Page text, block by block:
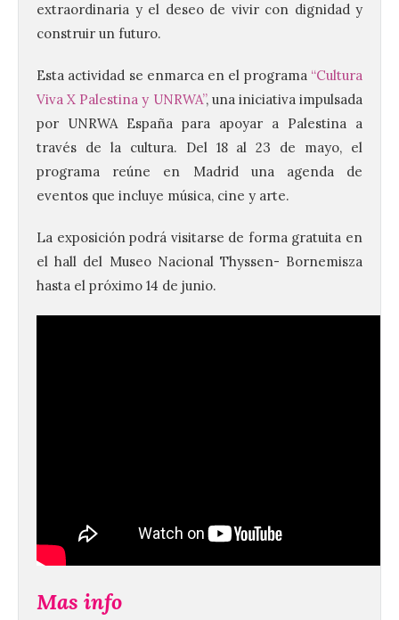
extraordinaria y el deseo de vivir con dignidad y
construir un futuro.
Esta actividad se enmarca en el programa “Cultura
Viva X Palestina y UNRWA”, una iniciativa impulsada
por UNRWA España para apoyar a Palestina a
través de la cultura. Del 18 al 23 de mayo, el
programa reúne en Madrid una agenda de
eventos que incluye música, cine y arte.
La exposición podrá visitarse de forma gratuita en
el hall del Museo Nacional Thyssen- Bornemisza
hasta el próximo 14 de junio.
Mas info
9 Ago 2026
El Ayuntamiento de La